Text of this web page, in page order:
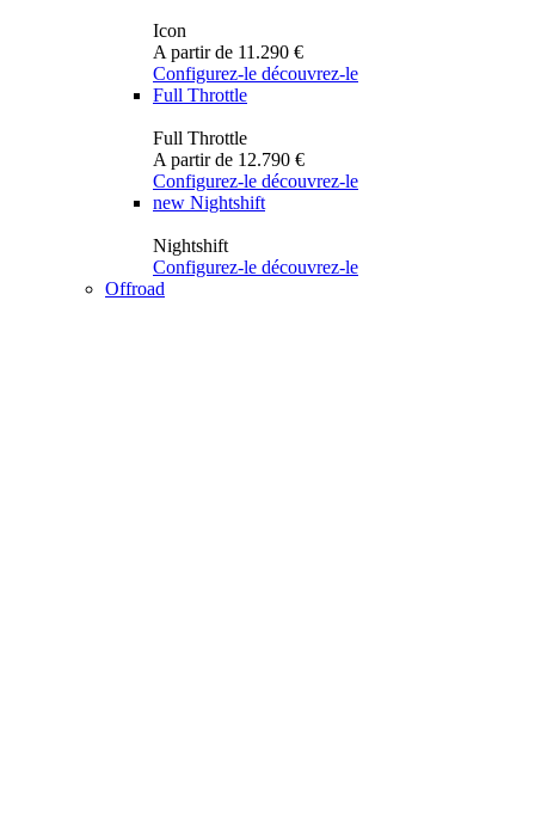
Icon
A partir de 11.290 €
Configurez-le découvrez-le
Full Throttle
Full Throttle
A partir de 12.790 €
Configurez-le découvrez-le
new Nightshift
Nightshift
Configurez-le découvrez-le
Offroad